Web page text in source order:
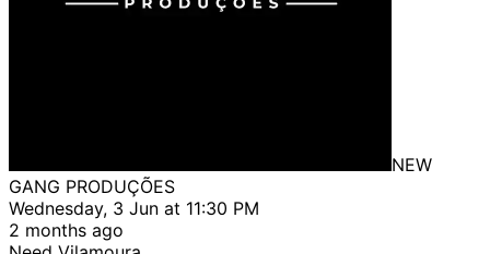
NEW
GANG PRODUÇÕES
Wednesday, 3 Jun at 11:30 PM
2 months ago